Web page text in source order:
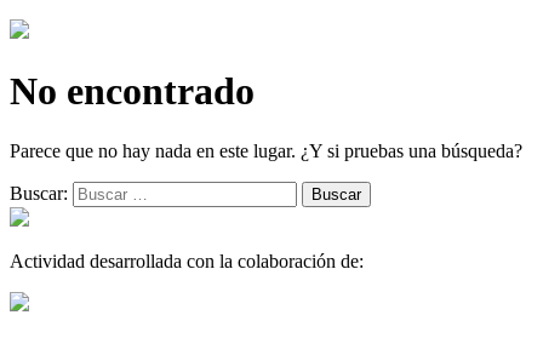
No encontrado
Parece que no hay nada en este lugar. ¿Y si pruebas una búsqueda?
Buscar:
Actividad desarrollada con la colaboración de: